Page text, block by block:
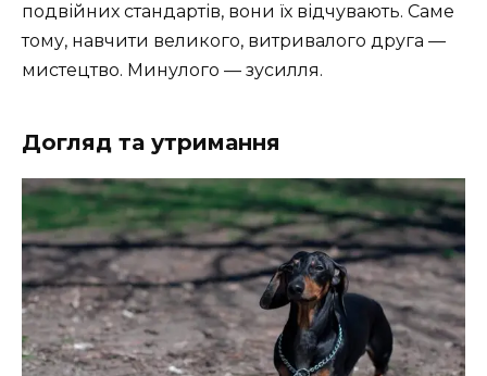
подвійних стандартів, вони їх відчувають. Саме
тому, навчити великого, витривалого друга —
мистецтво. Минулого — зусилля.
Догляд та утримання